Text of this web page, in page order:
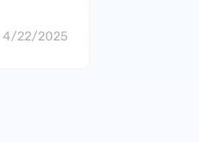
4/22/2025